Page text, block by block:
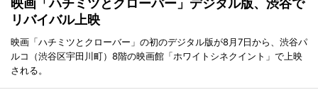
映画「ハチミツとクローバー」デジタル版、渋谷で
リバイバル上映
映画「ハチミツとクローバー」の初のデジタル版が8月7日から、渋谷パ
ルコ（渋谷区宇田川町）8階の映画館「ホワイトシネクイント」で上映
される。